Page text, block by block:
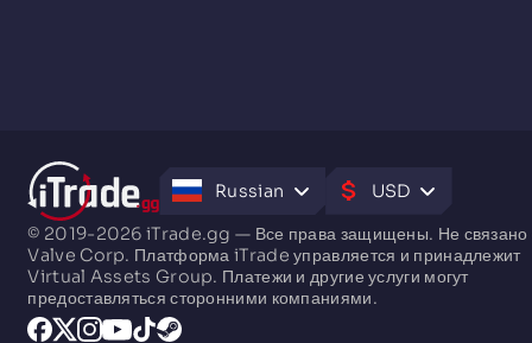
Russian USD
© 2019-2026 iTrade.gg — Все права защищены. Не связано
Valve Corp. Платформа iTrade управляется и принадлежит
Virtual Assets Group. Платежи и другие услуги могут
предоставляться сторонними компаниями.